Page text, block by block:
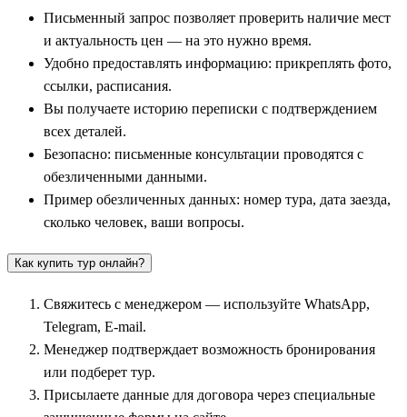
соседствуют с советской архитектурой и современными арт-
пространствами. В рамках обзорных экскурсий туристы
посещают Кафедральный собор на острове Канта, слушают
величественный органный концерт, разыскивают фигурки
сказочных хомлинов, осматривают старинные городские
ворота и уникальный Музей янтаря. В экскурсионный цикл
по городу обязательно входит посещение футуристического
Музея Мирового океана с его научно-исследовательскими
судами и подводной лодкой.
Из Калининграда очень удобно совершать короткие
радиальные поездки в ближайшие пригороды, которые хранят
Гурьевск, знаменитый своей старинной кирхой Нойхаузен и
парками, а также поселок
орденского замка Шаакен и колоритная частная сыроварня
Шаакен Дорф. По пути к побережью группы также делают
остановку в поселкеОрловка , привлекающем
Письменный запрос позволяет проверить наличие мест
и актуальность цен — на это нужно время.
Удобно предоставлять информацию: прикреплять фото,
ссылки, расписания.
Вы получаете историю переписки с подтверждением
всех деталей.
Безопасно: письменные консультации проводятся с
обезличенными данными.
Пример обезличенных данных: номер тура, дата заезда,
сколько человек, ваши вопросы.
Как купить тур онлайн?
Свяжитесь с менеджером — используйте WhatsApp,
Telegram, E-mail.
Менеджер подтверждает возможность бронирования
или подберет тур.
Присылаете данные для договора через специальные